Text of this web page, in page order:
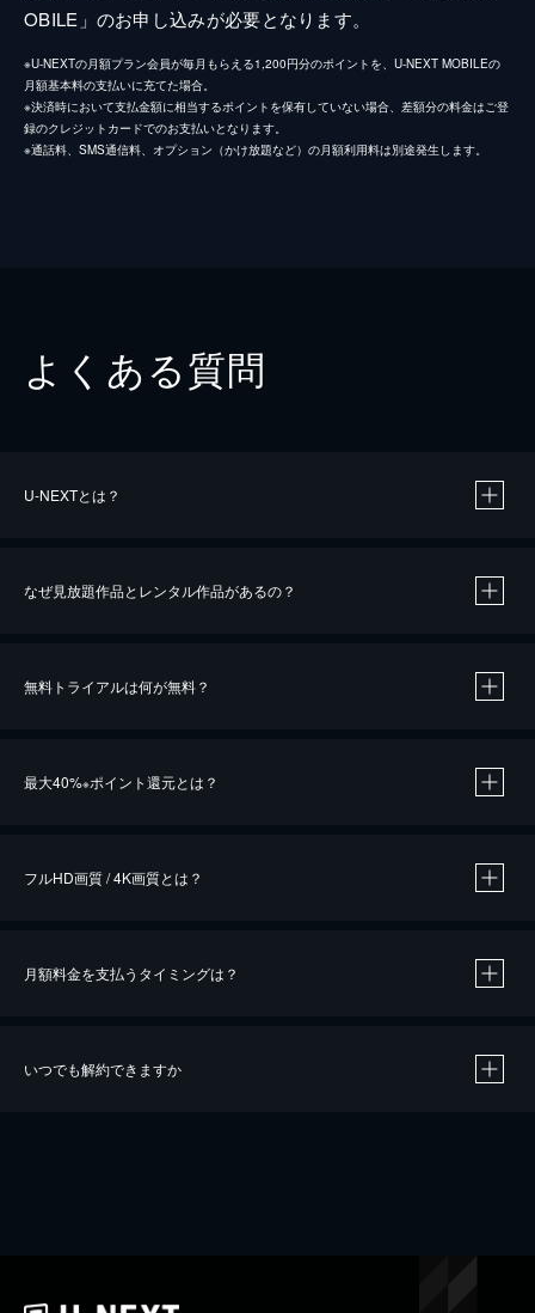
OBILE」のお申し込みが必要となります。
※U-NEXTの月額プラン会員が毎月もらえる1,200円分のポイントを、U-NEXT MOBILEの
月額基本料の支払いに充てた場合。
※決済時において支払金額に相当するポイントを保有していない場合、差額分の料金はご登
録のクレジットカードでのお支払いとなります。
※通話料、SMS通信料、オプション（かけ放題など）の月額利用料は別途発生します。
よくある質問
U-NEXTとは？
なぜ見放題作品とレンタル作品があるの？
無料トライアルは何が無料？
最大40%※ポイント還元とは？
※40％ポイント還元の対象は、クレジットカード決済による作品の購入 / レンタルです。
iOSアプリのUコイン決済による作品の購入 / レンタルは、20％のポイント還元です。
フルHD画質 / 4K画質とは？
月額料金を支払うタイミングは？
いつでも解約できますか